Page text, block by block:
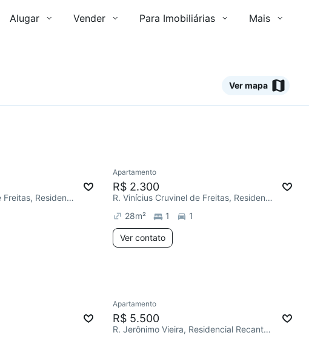
Alugar Vender Para Imobiliárias Mais
Ver mapa
R. Vinícius Cruvinel de Freitas, Residencial Recanto dos Ipês
Redecorar
Apartamento
R$ 2.300
R. Vinícius Cruvinel de Freitas, Residencial Recanto dos Ipês
28m² 1 1
Ver contato
Redecorar
Apartamento
R$ 5.500
R. Jerônimo Vieira, Residencial Recanto dos Ipês